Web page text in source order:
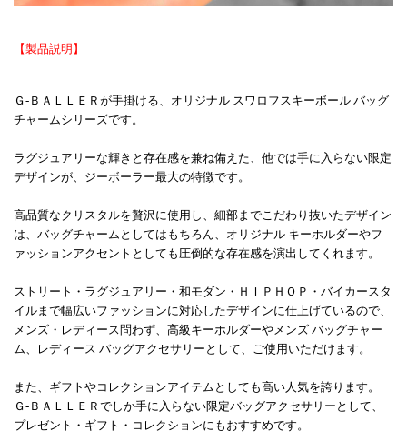
【製品説明】
Ｇ-ＢＡＬＬＥＲが手掛ける、オリジナル スワロフスキーボール バッグ
チャームシリーズです。
ラグジュアリーな輝きと存在感を兼ね備えた、他では手に入らない限定
デザインが、ジーボーラー最大の特徴です。
高品質なクリスタルを贅沢に使用し、細部までこだわり抜いたデザイン
は、バッグチャームとしてはもちろん、オリジナル キーホルダーやフ
ァッションアクセントとしても圧倒的な存在感を演出してくれます。
ストリート・ラグジュアリー・和モダン・ＨＩＰＨＯＰ・バイカースタ
イルまで幅広いファッションに対応したデザインに仕上げているので、
メンズ・レディース問わず、高級キーホルダーやメンズ バッグチャー
ム、レディース バッグアクセサリーとして、ご使用いただけます。
また、ギフトやコレクションアイテムとしても高い人気を誇ります。
Ｇ-ＢＡＬＬＥＲでしか手に入らない限定バッグアクセサリーとして、
プレゼント・ギフト・コレクションにもおすすめです。